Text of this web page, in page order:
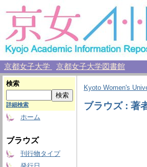
京都女子大学 京都女子大学図書館
検索
詳細検索
ホーム
ブラウズ
刊行物タイプ
Kyoto Women's
ブラウズ : 著